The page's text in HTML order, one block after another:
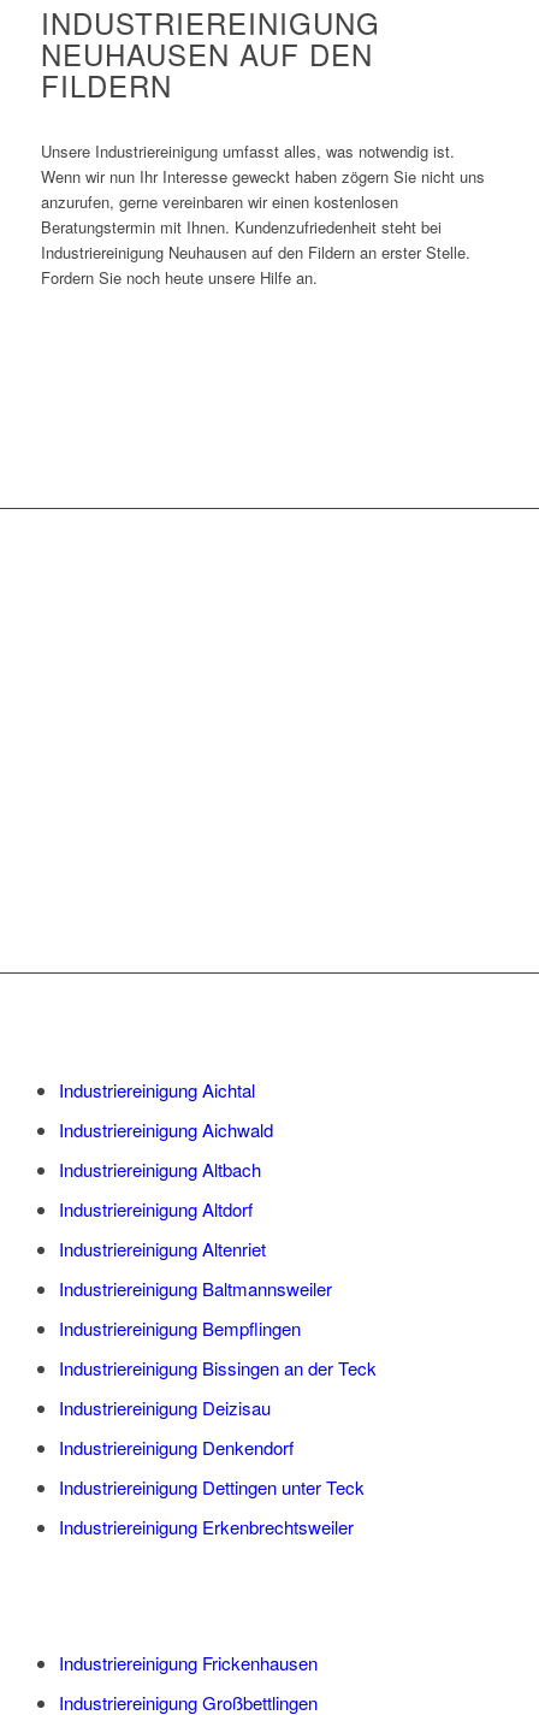
INDUSTRIEREINIGUNG
NEUHAUSEN AUF DEN
FILDERN
Unsere Industriereinigung umfasst alles, was notwendig ist.
Wenn wir nun Ihr Interesse geweckt haben zögern Sie nicht uns
anzurufen, gerne vereinbaren wir einen kostenlosen
Beratungstermin mit Ihnen. Kundenzufriedenheit steht bei
Industriereinigung Neuhausen auf den Fildern an erster Stelle.
Fordern Sie noch heute unsere Hilfe an.
Industriereinigung Aichtal
Industriereinigung Aichwald
Industriereinigung Altbach
Industriereinigung Altdorf
Industriereinigung Altenriet
Industriereinigung Baltmannsweiler
Industriereinigung Bempflingen
Industriereinigung Bissingen an der Teck
Industriereinigung Deizisau
Industriereinigung Denkendorf
Industriereinigung Dettingen unter Teck
Industriereinigung Erkenbrechtsweiler
Industriereinigung Frickenhausen
Industriereinigung Großbettlingen